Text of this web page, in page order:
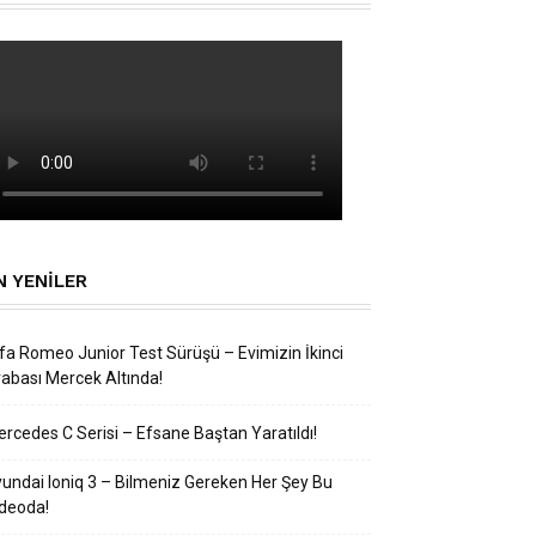
YENILER
Romeo Junior Test Sürüşü – Evimizin İkinci
Mercek Altında!
C Serisi – Efsane Baştan Yaratıldı!
Ioniq 3 – Bilmeniz Gereken Her Şey Bu